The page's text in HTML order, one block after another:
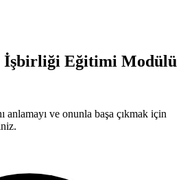
İşbirliği Eğitimi Modülü
anlamayı ve onunla başa çıkmak için